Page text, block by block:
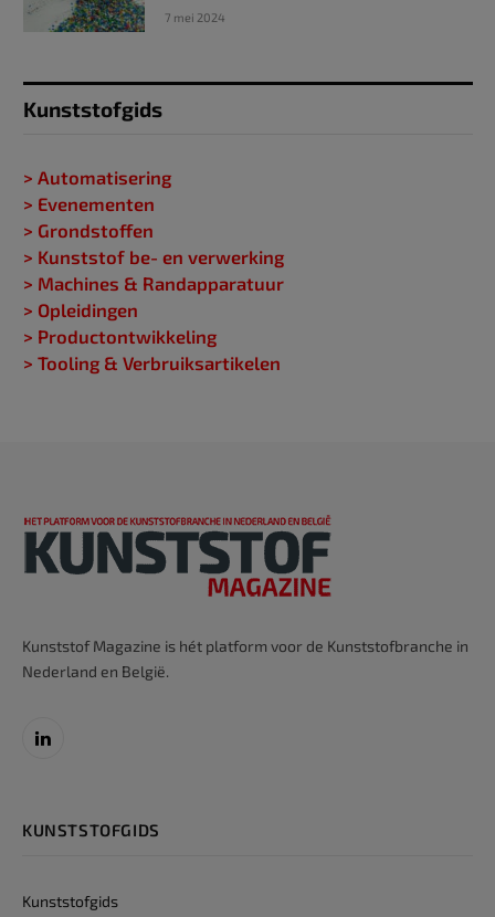
7 mei 2024
Kunststofgids
> Automatisering
> Evenementen
> Grondstoffen
> Kunststof be- en verwerking
> Machines & Randapparatuur
> Opleidingen
> Productontwikkeling
> Tooling & Verbruiksartikelen
Kunststof Magazine is hét platform voor de Kunststofbranche in
Nederland en België.
LinkedIn
KUNSTSTOFGIDS
Kunststofgids